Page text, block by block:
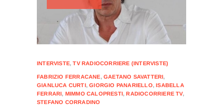
INTERVISTE,TV RADIOCORRIERE (INTERVISTE)
FABRIZIO FERRACANE,GAETANO SAVATTERI,
GIANLUCA CURTI,GIORGIO PANARIELLO,ISABELLA
FERRARI, MIMMO CALOPRESTI,RADIOCORRIERE TV,
STEFANO CORRADINO